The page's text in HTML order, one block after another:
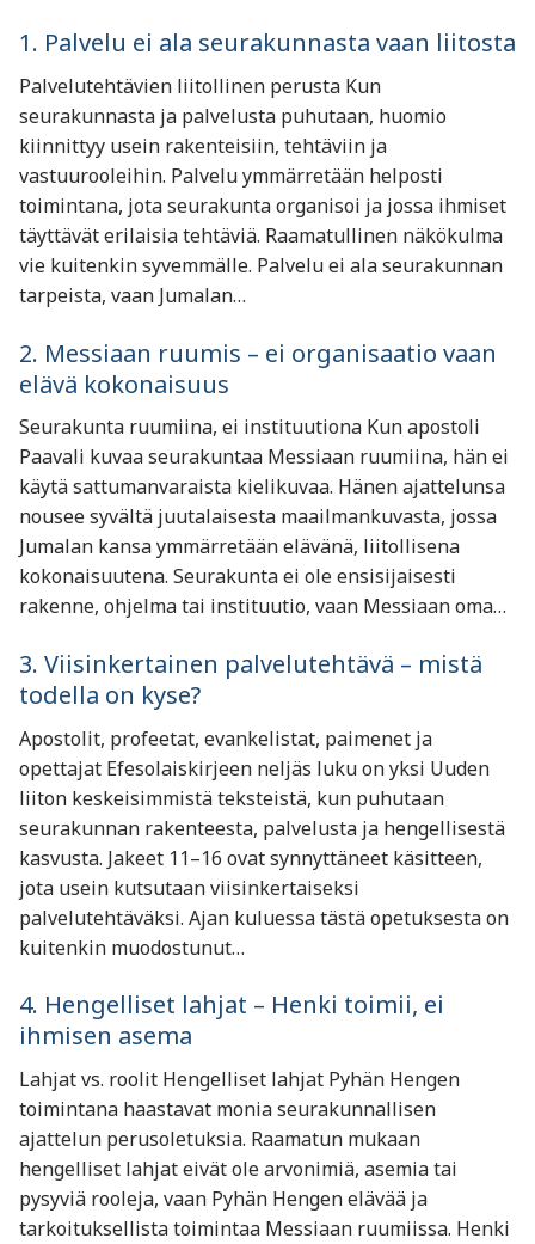
1. Palvelu ei ala seurakunnasta vaan liitosta
Palvelutehtävien liitollinen perusta Kun
seurakunnasta ja palvelusta puhutaan, huomio
kiinnittyy usein rakenteisiin, tehtäviin ja
vastuurooleihin. Palvelu ymmärretään helposti
toimintana, jota seurakunta organisoi ja jossa ihmiset
täyttävät erilaisia tehtäviä. Raamatullinen näkökulma
vie kuitenkin syvemmälle. Palvelu ei ala seurakunnan
tarpeista, vaan Jumalan…
2. Messiaan ruumis – ei organisaatio vaan
elävä kokonaisuus
Seurakunta ruumiina, ei instituutiona Kun apostoli
Paavali kuvaa seurakuntaa Messiaan ruumiina, hän ei
käytä sattumanvaraista kielikuvaa. Hänen ajattelunsa
nousee syvältä juutalaisesta maailmankuvasta, jossa
Jumalan kansa ymmärretään elävänä, liitollisena
kokonaisuutena. Seurakunta ei ole ensisijaisesti
rakenne, ohjelma tai instituutio, vaan Messiaan oma…
3. Viisinkertainen palvelutehtävä – mistä
todella on kyse?
Apostolit, profeetat, evankelistat, paimenet ja
opettajat Efesolaiskirjeen neljäs luku on yksi Uuden
liiton keskeisimmistä teksteistä, kun puhutaan
seurakunnan rakenteesta, palvelusta ja hengellisestä
kasvusta. Jakeet 11–16 ovat synnyttäneet käsitteen,
jota usein kutsutaan viisinkertaiseksi
palvelutehtäväksi. Ajan kuluessa tästä opetuksesta on
kuitenkin muodostunut…
4. Hengelliset lahjat – Henki toimii, ei
ihmisen asema
Lahjat vs. roolit Hengelliset lahjat Pyhän Hengen
toimintana haastavat monia seurakunnallisen
ajattelun perusoletuksia. Raamatun mukaan
hengelliset lahjat eivät ole arvonimiä, asemia tai
pysyviä rooleja, vaan Pyhän Hengen elävää ja
tarkoituksellista toimintaa Messiaan ruumiissa. Henki